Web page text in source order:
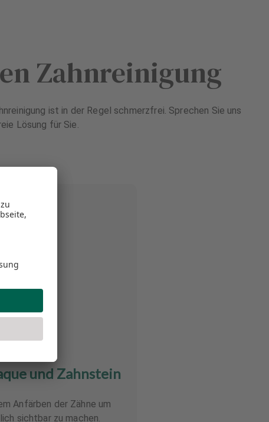
Zahnreinigung
ist in der Regel schmerzfrei. Sprechen Sie uns
Lösung für Sie.
und Zahnstein
Anfärben der Zähne um
sichtbar zu machen.